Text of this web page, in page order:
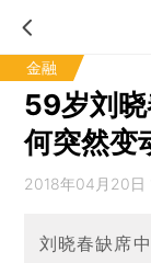
金融
59岁刘
何突然变
2018年04月20日
刘晓春缺席